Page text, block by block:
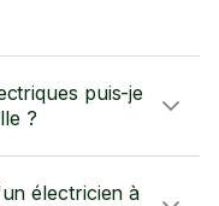
puis-je
?
électricien à